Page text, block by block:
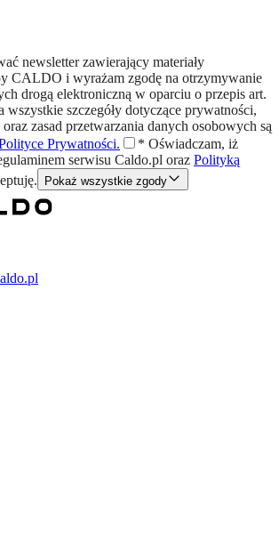
newsletter zawierający materiały
CALDO i wyrażam zgodę na otrzymywanie
drogą elektroniczną w oparciu o przepis art.
szczegóły dotyczące prywatności,
zasad przetwarzania danych osobowych są
Prywatności. * Oświadczam, iż
serwisu Caldo.pl oraz Polityką
Pokaż wszystkie zgody